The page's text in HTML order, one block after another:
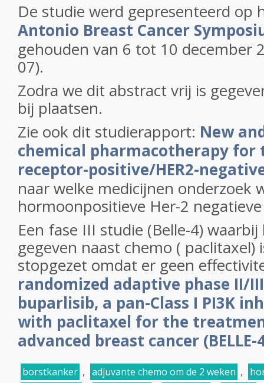
De studie werd gepresenteerd op
Antonio Breast Cancer
gehouden van 6 tot 10 december
07).
Zodra we dit abstract vrij is
bij plaatsen.
Zie ook dit studierapport: New
chemical pharmacotherapy
receptor-positive/HER2-
naar welke medicijnen onderzoek
hormoonpositieve Her-2
Een fase III studie (Belle-4)
gegeven naast chemo ( paclitaxel)
stopgezet omdat er geen
randomized adaptive phase II/
buparlisib, a pan-Class I PI3K
with paclitaxel for the
advanced breast cancer (BELLE-
borstkanker , adjuvante chemo om de 2 weken ,